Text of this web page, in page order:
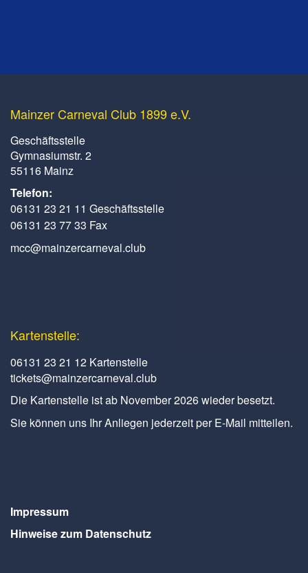
Mainzer Carneval Club 1899 e.V.
Geschäftsstelle
Gymnasiumstr. 2
55116 Mainz
Telefon:
06131 23 21 11 Geschäftsstelle
06131 23 77 33 Fax
mcc@mainzercarneval.club
Kartenstelle:
06131 23 21 12 Kartenstelle
tickets@mainzercarneval.club
Die Kartenstelle ist ab November 2026 wieder besetzt.
Sie können uns Ihr Anliegen jederzeit per E-Mail mitteilen.
Impressum
Hinweise zum Datenschutz